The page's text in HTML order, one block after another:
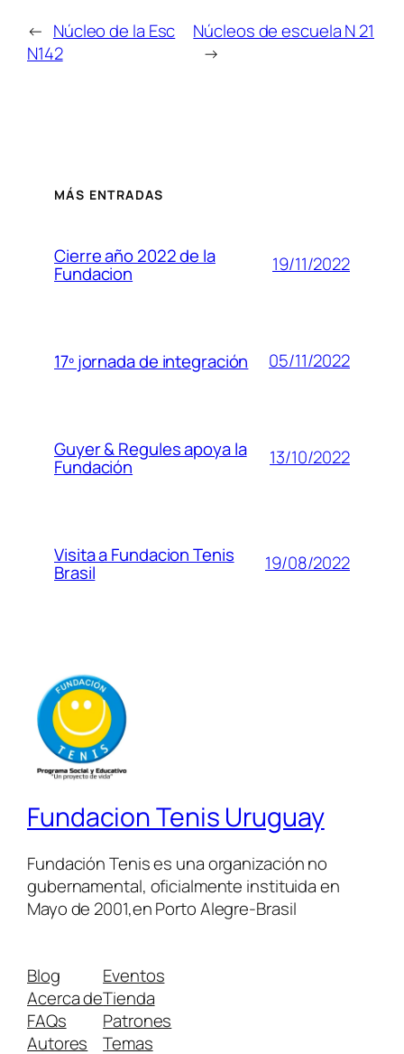
← Núcleo de la Esc
N142
Núcleos de escuela N 21
→
MÁS ENTRADAS
Cierre año 2022 de la
Fundacion 19/11/2022
17º jornada de integración 05/11/2022
Guyer & Regules apoya la
Fundación 13/10/2022
Visita a Fundacion Tenis
Brasil 19/08/2022
Fundacion Tenis Uruguay
Fundación Tenis es una organización no
gubernamental, oficialmente instituida en
Mayo de 2001,en Porto Alegre-Brasil
Blog
Acerca de
FAQs
Autores
Eventos
Tienda
Patrones
Temas